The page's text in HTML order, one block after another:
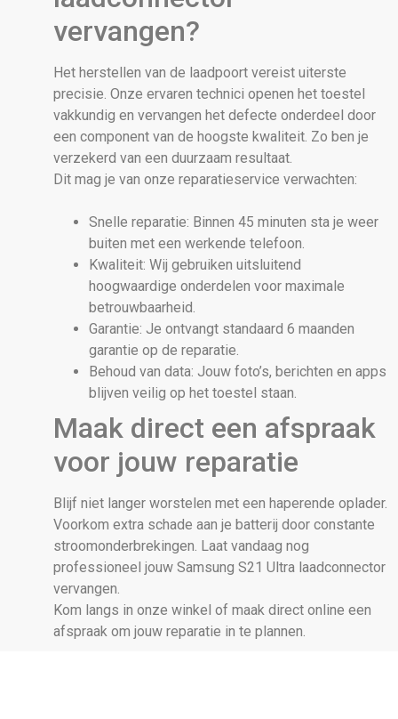
vervangen?
Het herstellen van de laadpoort vereist uiterste
precisie. Onze ervaren technici openen het toestel
vakkundig en vervangen het defecte onderdeel door
een component van de hoogste kwaliteit. Zo ben je
verzekerd van een duurzaam resultaat.
Dit mag je van onze reparatieservice verwachten:
Snelle reparatie: Binnen 45 minuten sta je weer
buiten met een werkende telefoon.
Kwaliteit: Wij gebruiken uitsluitend
hoogwaardige onderdelen voor maximale
betrouwbaarheid.
Garantie: Je ontvangt standaard 6 maanden
garantie op de reparatie.
Behoud van data: Jouw foto’s, berichten en apps
blijven veilig op het toestel staan.
Maak direct een afspraak
voor jouw reparatie
Blijf niet langer worstelen met een haperende oplader.
Voorkom extra schade aan je batterij door constante
stroomonderbrekingen. Laat vandaag nog
professioneel jouw Samsung S21 Ultra laadconnector
vervangen.
Kom langs in onze winkel of maak direct online een
afspraak om jouw reparatie in te plannen.